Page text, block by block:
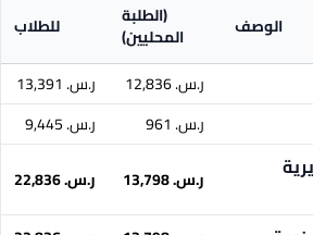
الوصف (الطلبة
المحليين) للطلاب
ر.س.‏ 12,836
ر.س.‏ 13,391
ر.س.‏ 961 ر.س.‏ 9,445
ر.س.‏ 13,798 ر.س.‏ 22,836